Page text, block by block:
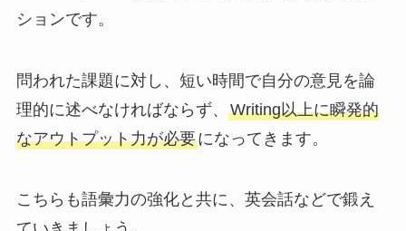
ションです。
問われた課題に対し、短い時間で自分の意見を論
理的に述べなければならず、 Writing以上に瞬発的
なアウトプット力が必要になってきます。
こちらも語彙力の強化と共に、英会話などで鍛え